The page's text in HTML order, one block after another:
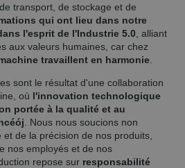
transport, de stockage et de
qui ont lieu dans notre
l'esprit de l'Industrie 5.0 , alliant
aux valeurs humaines, car chez
travaillent en harmonie
sont le résultat d'une collaboration
où l'innovation technologique
portée à la qualité et au
ój . Nous nous soucions non
de la précision de nos produits,
nos employés et de nos
repose sur responsabilité